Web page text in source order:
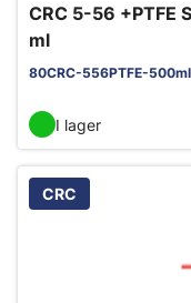
CRC 5-56 +PTFE
ml
80CRC-556PTFE-500ml
I lager
CRC